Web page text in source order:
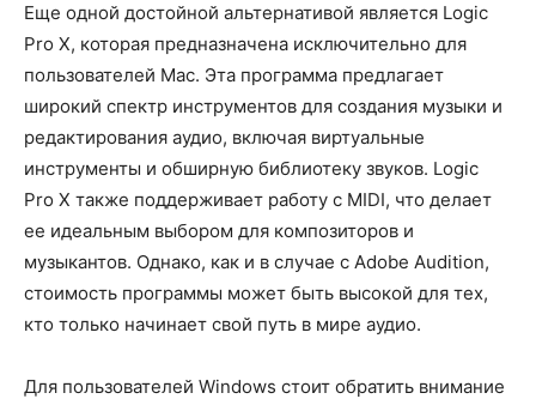
Еще одной достойной альтернативой является Logic
Pro X, которая предназначена исключительно для
пользователей Mac. Эта программа предлагает
широкий спектр инструментов для создания музыки и
редактирования аудио, включая виртуальные
инструменты и обширную библиотеку звуков. Logic
Pro X также поддерживает работу с MIDI, что делает
ее идеальным выбором для композиторов и
музыкантов. Однако, как и в случае с Adobe Audition,
стоимость программы может быть высокой для тех,
кто только начинает свой путь в мире аудио.
Для пользователей Windows стоит обратить внимание